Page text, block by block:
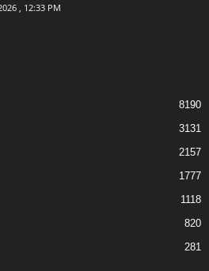
, 12:33 PM
8190
3131
2157
1777
1118
820
281